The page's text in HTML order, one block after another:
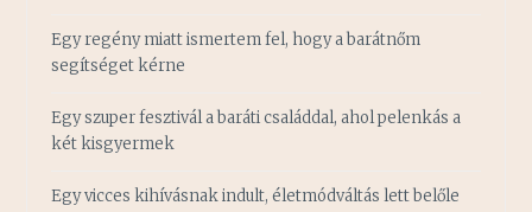
Egy regény miatt ismertem fel, hogy a barátnőm
segítséget kérne
Egy szuper fesztivál a baráti családdal, ahol pelenkás a
két kisgyermek
Egy vicces kihívásnak indult, életmódváltás lett belőle